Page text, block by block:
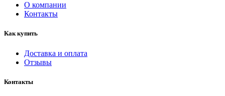
О компании
Контакты
Как купить
Доставка и оплата
Отзывы
Контакты